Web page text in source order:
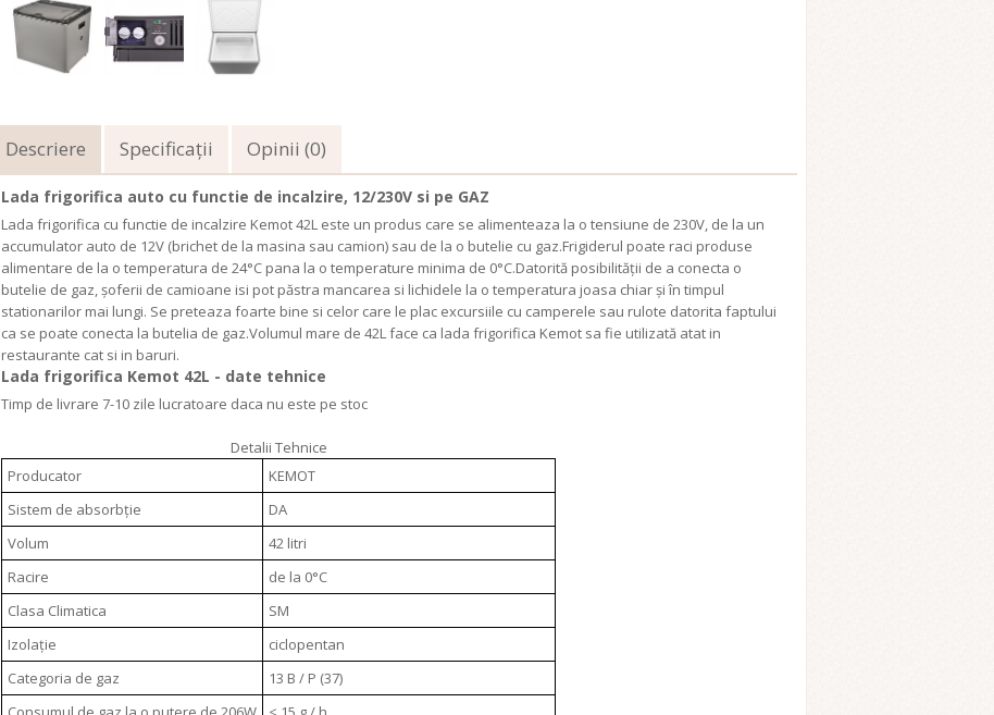
Descriere Specificaţii Opinii (0)
Lada frigorifica auto cu functie de incalzire, 12/230V si pe GAZ
Lada frigorifica cu functie de incalzire Kemot 42L este un produs care se alimenteaza la o tensiune de 230V, de la un
accumulator auto de 12V (brichet de la masina sau camion) sau de la o butelie cu gaz.Frigiderul poate raci produse
alimentare de la o temperatura de 24°C pana la o temperature minima de 0°C.Datorită posibilității de a conecta o
butelie de gaz, șoferii de camioane isi pot păstra mancarea si lichidele la o temperatura joasa chiar și în timpul
stationarilor mai lungi. Se preteaza foarte bine si celor care le plac excursiile cu camperele sau rulote datorita faptului
ca se poate conecta la butelia de gaz.Volumul mare de 42L face ca lada frigorifica Kemot sa fie utilizată atat in
restaurante cat si in baruri.
Lada frigorifica Kemot 42L - date tehnice
Timp de livrare 7-10 zile lucratoare daca nu este pe stoc
Detalii Tehnice
Producator
KEMOT
Sistem de absorbție
DA
Volum
42 litri
Racire
de la 0°C
Clasa Climatica
SM
Izolație
ciclopentan
Categoria de gaz
13 B / P (37)